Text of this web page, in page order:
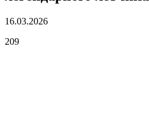
16.03.2026
209